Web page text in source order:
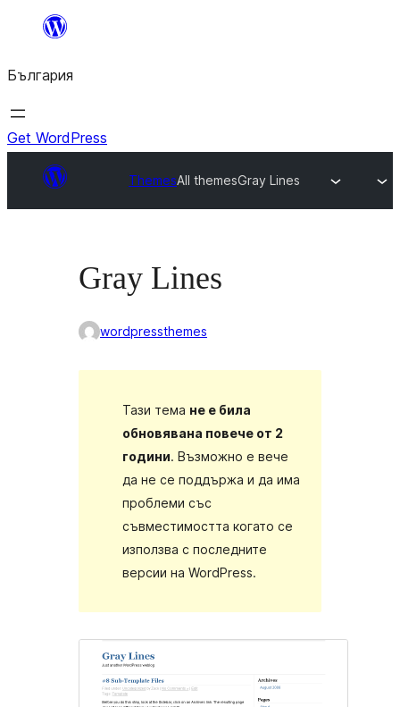
България
Get WordPress
ThemesAll themesGray Lines
Gray Lines
wordpressthemes
Тази тема не е била
обновявана повече от 2
години. Възможно е вече
да не се поддържа и да има
проблеми със
съвместимостта когато се
използва с последните
версии на WordPress.